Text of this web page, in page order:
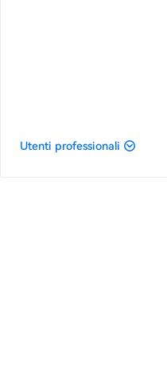
Utenti professionali